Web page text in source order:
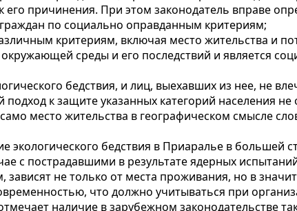
причинения. При этом законодатель вправе
по социально оправданным критериям;
критериям, включая место жительства и
среды и его последствий и является
бедствия, и лиц, выехавших из нее, не
к защите указанных категорий населения не
место жительства в географическом смысле
экологического бедствия в Приаралье в большей
с пострадавшими в результате ядерных
не только от места проживания, но в
что должно учитываться при
наличие в зарубежном законодательстве